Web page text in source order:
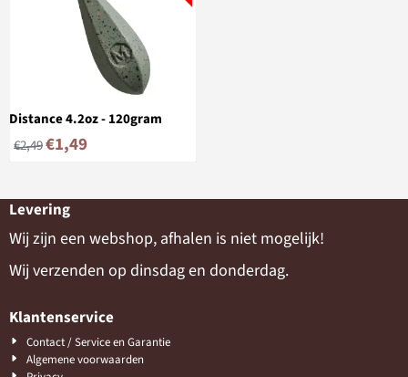
Distance 4.2oz - 120gram
€2,49€1,49
Levering
Wij zijn een webshop, afhalen is niet mogelijk!
Wij verzenden op dinsdag en donderdag.
Klantenservice
Contact / Service en Garantie
Algemene voorwaarden